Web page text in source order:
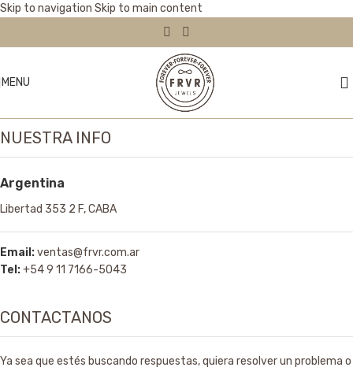
Skip to navigation Skip to main content
MENU
NUESTRA INFO
Argentina
Libertad 353 2 F, CABA
Email:ventas@frvr.com.ar
Tel:+54 9 11 7166-5043
CONTACTANOS
Ya sea que estés buscando respuestas, quiera resolver un problema o